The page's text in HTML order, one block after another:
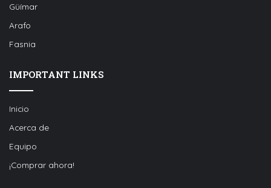
Güímar
Arafo
Fasnia
IMPORTANT LINKS
Inicio
Acerca de
Equipo
¡Comprar ahora!